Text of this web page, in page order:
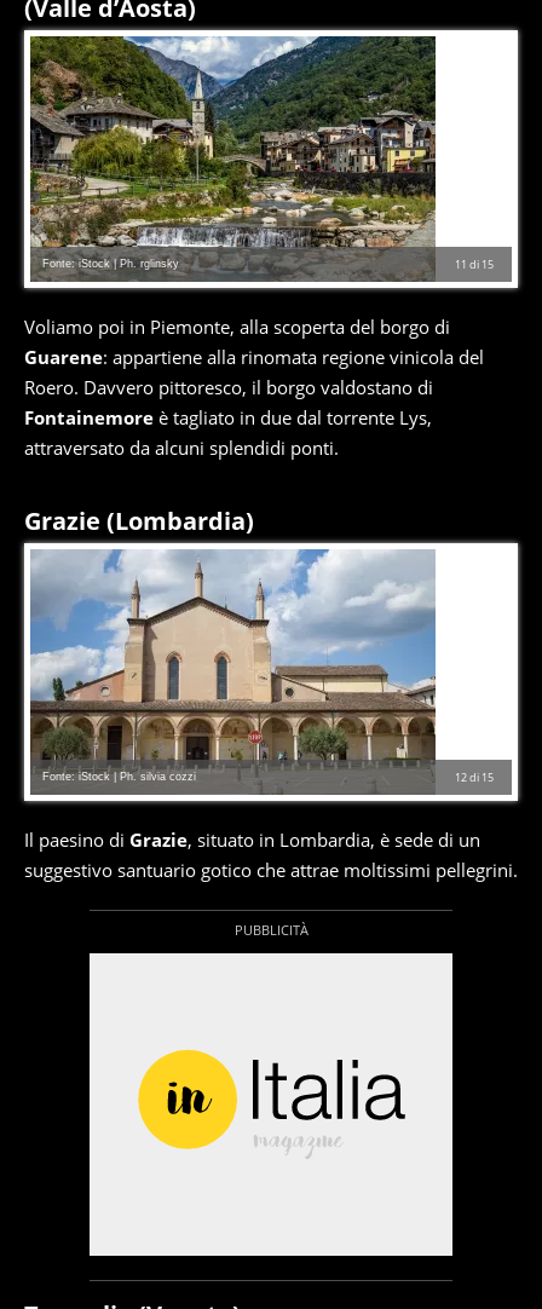
(Valle d’Aosta)
11 di 15
Fonte: iStock | Ph. rglinsky
Voliamo poi in Piemonte, alla scoperta del borgo di
Guarene: appartiene alla rinomata regione vinicola del
Roero. Davvero pittoresco, il borgo valdostano di
Fontainemore è tagliato in due dal torrente Lys,
attraversato da alcuni splendidi ponti.
Grazie (Lombardia)
12di 15
Fonte: iStock | Ph. silvia cozzi
Il paesino di Grazie, situato in Lombardia, è sede di un
suggestivo santuario gotico che attrae moltissimi pellegrini.